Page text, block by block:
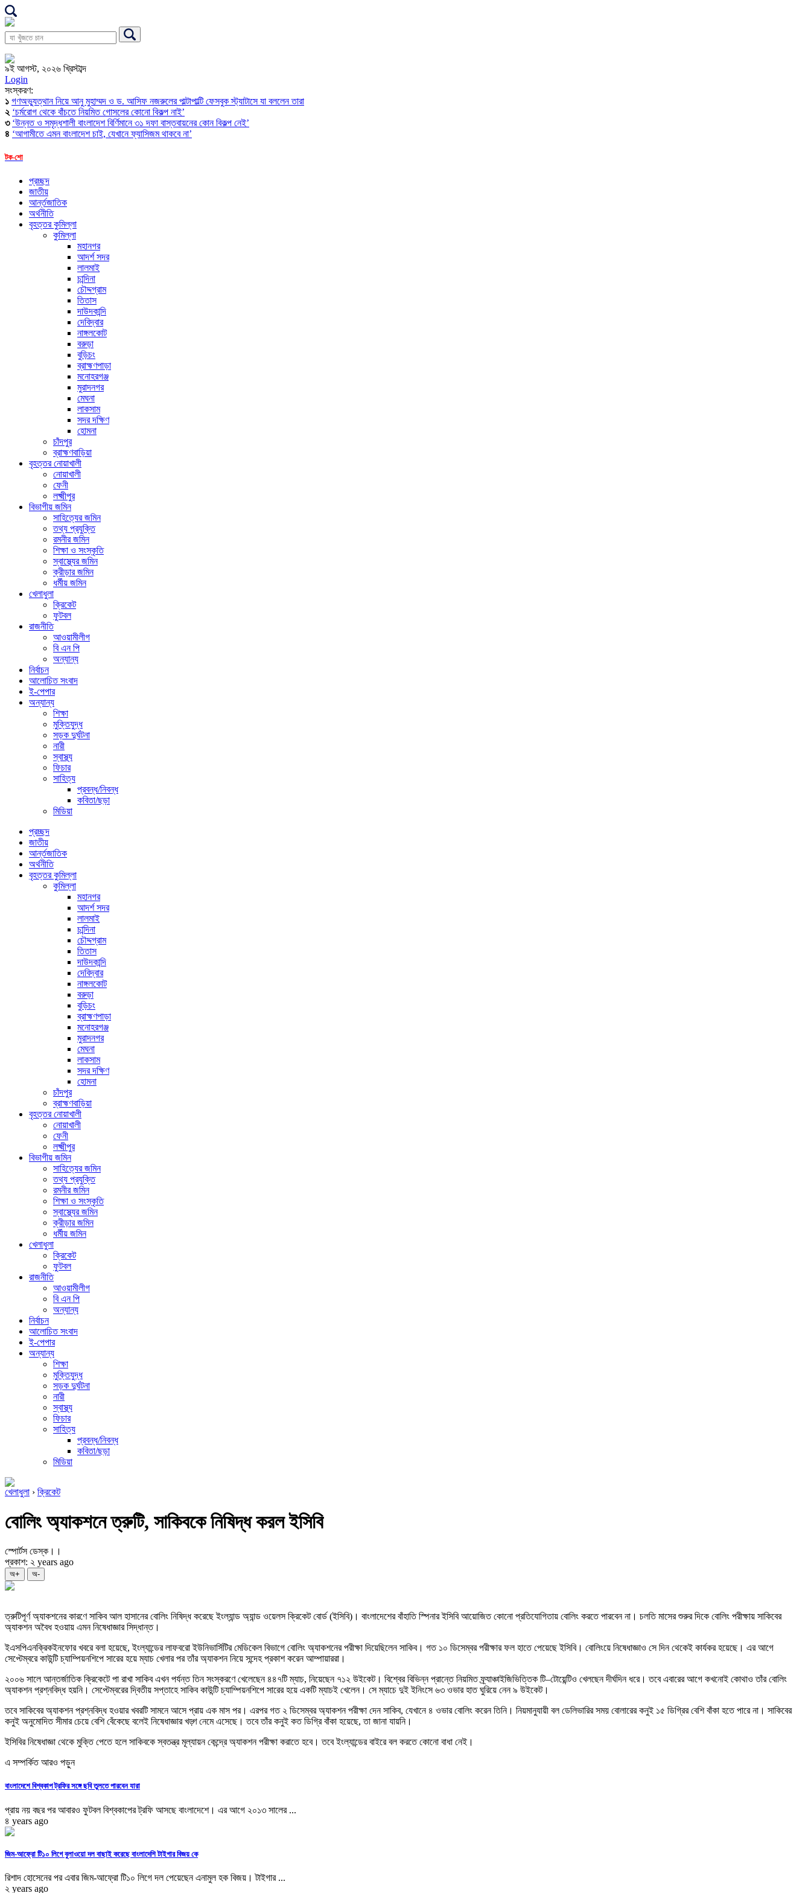
৯ই আগস্ট, ২০২৬ খ্রিস্টাব্দ
Login
সংস্করণ:
১ গণঅভ্যুত্থান নিয়ে আনু মুহাম্মদ ও ড. আসিফ নজরুলের পাল্টাপাল্টি ফেসবুক স্ট্যাটাসে যা বললেন তারা
২ ‘চর্মরোগ থেকে বাঁচতে নিয়মিত গোসলের কোনো বিকল্প নাই’
৩ ‘উন্নত ও সমৃদ্ধশালী বাংলাদেশ বির্ণিমানে ৩১ দফা বাস্তবায়নের কোন বিকল্প নেই’
৪ ‘আগামীতে এমন বাংলাদেশ চাই, যেখানে ফ্যাসিজম থাকবে না’
টক-শো
প্রচ্ছদ
জাতীয়
আর্ন্তজাতিক
অর্থনীতি
বৃহত্তর কুমিল্লা
কুমিল্লা
মহানগর
আদর্শ সদর
লালমাই
চান্দিনা
চৌদ্দগ্রাম
তিতাস
দাউদকান্দি
দেবিদ্বার
নাঙ্গলকোট
বরুড়া
বুড়িচং
ব্রাহ্মণপাড়া
মনোহরগঞ্জ
মুরাদনগর
মেঘনা
লাকসাম
সদর দক্ষিণ
হোমনা
চাঁদপুর
ব্রাহ্মণবাড়িয়া
বৃহত্তর নোয়াখালী
নোয়াখালী
ফেনী
লক্ষ্মীপুর
বিভাগীয় জমিন
সাহিত্যের জমিন
তথ্য প্রযুক্তি
রমনীর জমিন
শিক্ষা ও সংস্কৃতি
স্বাস্থ্যের জমিন
ক্রীড়ার জমিন
ধর্মীয় জমিন
খেলাধুলা
ক্রিকেট
ফুটবল
রাজনীতি
আওয়ামীলীগ
বি এন পি
অন্যান্য
নির্বাচন
আলোচিত সংবাদ
ই-পেপার
অন্যান্য
শিক্ষা
মুক্তিযুদ্ধ
সড়ক দুর্ঘটনা
নারী
স্বাস্থ্য
ফিচার
সাহিত্য
প্রবন্ধ/নিবন্ধ
কবিতা/ছড়া
মিডিয়া
প্রচ্ছদ
জাতীয়
আর্ন্তজাতিক
অর্থনীতি
বৃহত্তর কুমিল্লা
কুমিল্লা
মহানগর
আদর্শ সদর
লালমাই
চান্দিনা
চৌদ্দগ্রাম
তিতাস
দাউদকান্দি
দেবিদ্বার
নাঙ্গলকোট
বরুড়া
বুড়িচং
ব্রাহ্মণপাড়া
মনোহরগঞ্জ
মুরাদনগর
মেঘনা
লাকসাম
সদর দক্ষিণ
হোমনা
চাঁদপুর
ব্রাহ্মণবাড়িয়া
বৃহত্তর নোয়াখালী
নোয়াখালী
ফেনী
লক্ষ্মীপুর
বিভাগীয় জমিন
সাহিত্যের জমিন
তথ্য প্রযুক্তি
রমনীর জমিন
শিক্ষা ও সংস্কৃতি
স্বাস্থ্যের জমিন
ক্রীড়ার জমিন
ধর্মীয় জমিন
খেলাধুলা
ক্রিকেট
ফুটবল
রাজনীতি
আওয়ামীলীগ
বি এন পি
অন্যান্য
নির্বাচন
আলোচিত সংবাদ
ই-পেপার
অন্যান্য
শিক্ষা
মুক্তিযুদ্ধ
সড়ক দুর্ঘটনা
নারী
স্বাস্থ্য
ফিচার
সাহিত্য
প্রবন্ধ/নিবন্ধ
কবিতা/ছড়া
মিডিয়া
খেলাধুলা › ক্রিকেট
বোলিং অ্যাকশনে ত্রুটি, সাকিবকে নিষিদ্ধ করল ইসিবি
স্পোর্টস ডেস্ক।।
প্রকাশ: ২ years ago
অ+ অ-
ত্রুটিপূর্ণ অ্যাকশনের কারণে সাকিব আল হাসানের বোলিং নিষিদ্ধ করেছে ইংল্যান্ড অ্যান্ড ওয়েলস ক্রিকেট বোর্ড (ইসিবি)। বাংলাদেশের বাঁহাতি স্পিনার ইসিবি আয়োজিত কোনো প্রতিযোগিতায় বোলিং করতে পারবেন না। চলতি মাসের শুরুর দিকে বোলিং পরীক্ষায় সাকিবের
অ্যাকশন অবৈধ হওয়ায় এমন নিষেধাজ্ঞার সিদ্ধান্ত।
ইএসপিএনক্রিকইনফোর খবরে বলা হয়েছে, ইংল্যান্ডের লাফবরো ইউনিভার্সিটির মেডিকেল বিভাগে বোলিং অ্যাকশনের পরীক্ষা দিয়েছিলেন সাকিব। গত ১০ ডিসেম্বর পরীক্ষার ফল হাতে পেয়েছে ইসিবি। বোলিংয়ে নিষেধাজ্ঞাও সে দিন থেকেই কার্যকর হয়েছে। এর আগে
সেপ্টেম্বরে কাউন্টি চ্যাম্পিয়নশিপে সারের হয়ে ম্যাচ খেলার পর তাঁর অ্যাকশন নিয়ে সন্দেহ প্রকাশ করেন আম্পায়াররা।
২০০৬ সালে আন্তর্জাতিক ক্রিকেটে পা রাখা সাকিব এখন পর্যন্ত তিন সংস্করণে খেলেছেন ৪৪৭টি ম্যাচ, নিয়েছেন ৭১২ উইকেট। বিশ্বের বিভিন্ন প্রান্তে নিয়মিত ফ্র্যাঞ্চাইজিভিত্তিক টি–টোয়েন্টিও খেলছেন দীর্ঘদিন ধরে। তবে এবারের আগে কখনোই কোথাও তাঁর বোলিং
অ্যাকশন প্রশ্নবিদ্ধ হয়নি। সেপ্টেম্বরের দ্বিতীয় সপ্তাহে সাকিব কাউন্টি চ্যাম্পিয়নশিপে সারের হয়ে একটি ম্যাচই খেলেন। সে ম্যাচে দুই ইনিংসে ৬৩ ওভার হাত ঘুরিয়ে নেন ৯ উইকেট।
তবে সাকিবের অ্যাকশন প্রশ্নবিদ্ধ হওয়ার খবরটি সামনে আসে প্রায় এক মাস পর। এরপর গত ২ ডিসেম্বর অ্যাকশন পরীক্ষা দেন সাকিব, যেখানে ৪ ওভার বোলিং করেন তিনি। নিয়মানুযায়ী বল ডেলিভারির সময় বোলারের কনুই ১৫ ডিগ্রির বেশি বাঁকা হতে পারে না। সাকিবের
কনুই অনুমোদিত সীমার চেয়ে বেশি বেঁকেছে বলেই নিষেধাজ্ঞার খড়্গ নেমে এসেছে। তবে তাঁর কনুই কত ডিগ্রি বাঁকা হয়েছে, তা জানা যায়নি।
ইসিবির নিষেধাজ্ঞা থেকে মুক্তি পেতে হলে সাকিবকে স্বতন্ত্র মূল্যায়ন কেন্দ্রে অ্যাকশন পরীক্ষা করাতে হবে। তবে ইংল্যান্ডের বাইরে বল করতে কোনো বাধা নেই।
এ সম্পর্কিত আরও পড়ুন
বাংলাদেশে বিশ্বকাপ ট্রফির সঙ্গে ছবি তুলতে পারবেন যারা
প্রায় নয় বছর পর আবারও ফুটবল বিশ্বকাপের ট্রফি আসছে বাংলাদেশে। এর আগে ২০১৩ সালের ...
৪ years ago
জিম-আফ্রো টি১০ লিগে বুলাওয়ো দল বাছাই করেছে বাংলাদেশি টাইগার বিজয় কে
রিশাদ হোসেনের পর এবার জিম-আফ্রো টি১০ লিগে দল পেয়েছেন এনামুল হক বিজয়। টাইগার ...
২ years ago